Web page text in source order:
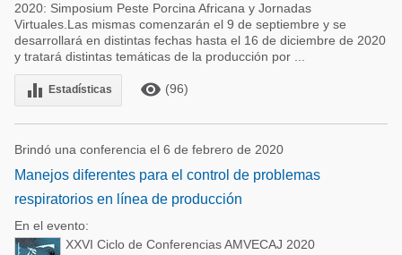
2020: Simposium Peste Porcina Africana y Jornadas
Virtuales.Las mismas comenzarán el 9 de septiembre y se
desarrollará en distintas fechas hasta el 16 de diciembre de 2020
y tratará distintas temáticas de la producción por ...
equalizer Estadísticas remove_red_eye (96)
Brindó una conferencia el 6 de febrero de 2020
Manejos diferentes para el control de problemas
respiratorios en línea de producción
En el evento:
XXVI Ciclo de Conferencias AMVECAJ 2020